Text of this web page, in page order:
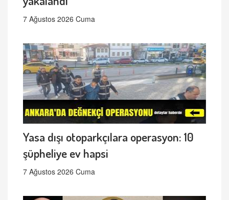
7 Ağustos 2026 Cuma
Yasa dışı otoparkçılara operasyon: 10
şüpheliye ev hapsi
7 Ağustos 2026 Cuma